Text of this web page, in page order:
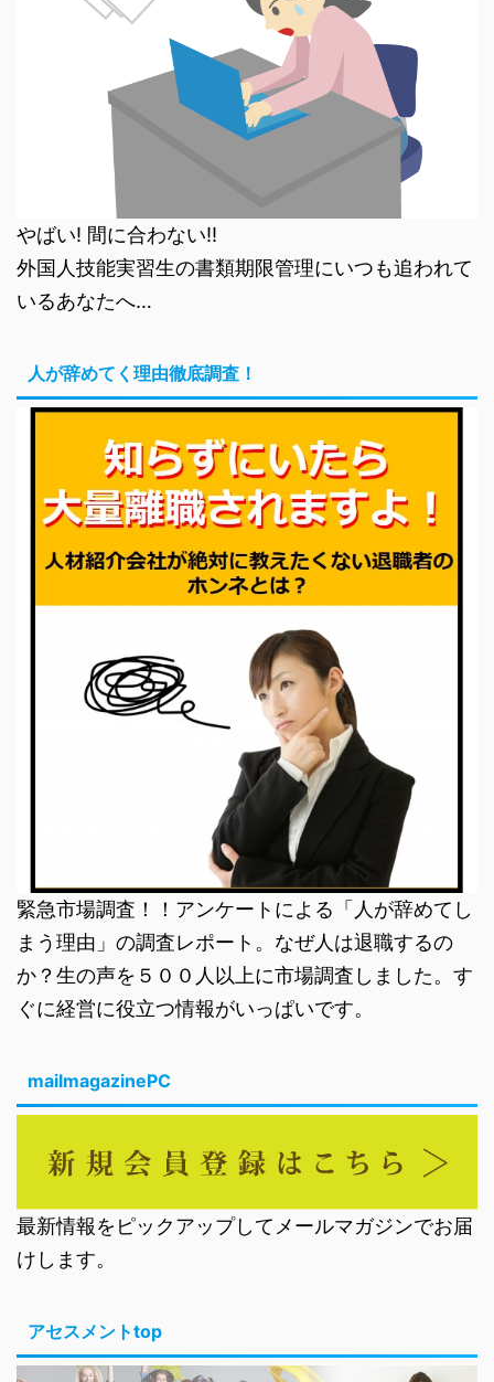
やばい! 間に合わない!!
外国人技能実習生の書類期限管理にいつも追われて
いるあなたへ…
人が辞めてく理由徹底調査！
緊急市場調査！！アンケートによる「人が辞めてし
まう理由」の調査レポート。なぜ人は退職するの
か？生の声を５００人以上に市場調査しました。す
ぐに経営に役立つ情報がいっぱいです。
mailmagazinePC
最新情報をピックアップしてメールマガジンでお届
けします。
アセスメントtop